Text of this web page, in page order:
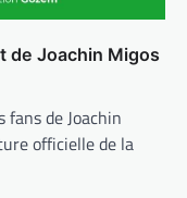
de Joachin Migos
fans de Joachin
officielle de la